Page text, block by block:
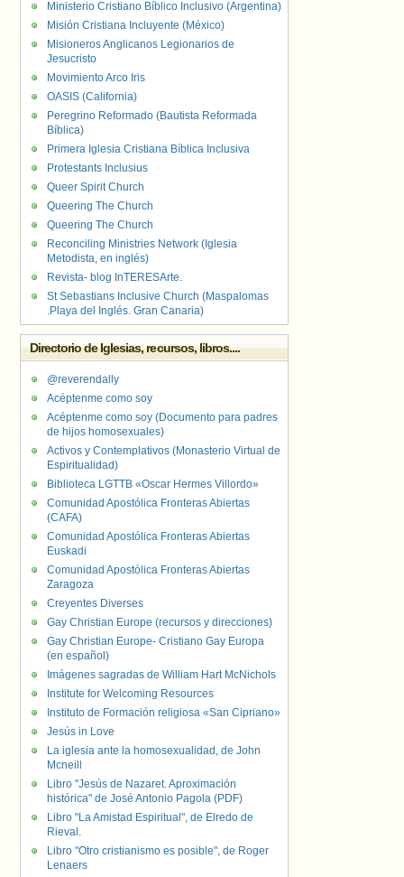
Ministerio Cristiano Bíblico Inclusivo (Argentina)
Misión Cristiana Incluyente (México)
Misioneros Anglicanos Legionarios de
Jesucristo
Movimiento Arco Iris
OASIS (California)
Peregrino Reformado (Bautista Reformada
Bíblica)
Primera Iglesia Cristiana Bíblica Inclusiva
Protestants Inclusius
Queer Spirit Church
Queering The Church
Queering The Church
Reconciling Ministries Network (Iglesia
Metodista, en inglés)
Revista- blog InTERESArte.
St Sebastians Inclusive Church (Maspalomas
.Playa del Inglés. Gran Canaria)
Directorio de Iglesias, recursos, libros....
@reverendally
Acéptenme como soy
Acéptenme como soy (Documento para padres
de hijos homosexuales)
Activos y Contemplativos (Monasterio Virtual de
Espiritualidad)
Biblioteca LGTTB «Oscar Hermes Villordo»
Comunidad Apostólica Fronteras Abiertas
(CAFA)
Comunidad Apostólica Fronteras Abiertas
Euskadi
Comunidad Apostólica Fronteras Abiertas
Zaragoza
Creyentes Diverses
Gay Christian Europe (recursos y direcciones)
Gay Christian Europe- Cristiano Gay Europa
(en español)
Imágenes sagradas de William Hart McNichols
Institute for Welcoming Resources
Instituto de Formación religiosa «San Cipriano»
Jesús in Love
La iglesia ante la homosexualidad, de John
Mcneill
Libro "Jesús de Nazaret. Aproximación
histórica" de José Antonio Pagola (PDF)
Libro "La Amistad Espiritual", de Elredo de
Rieval.
Libro "Otro cristianismo es posible", de Roger
Lenaers